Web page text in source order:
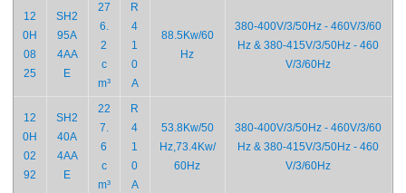
12
0H
08
25
SH2
95A
4AA
E
27
6.
2
c
m³
R
4
1
0
A
88.5Kw/60
Hz
380-400V/3/50Hz - 460V/3/60
Hz & 380-415V/3/50Hz - 460
V/3/60Hz
12
0H
02
92
SH2
40A
4AA
E
22
7.
6
c
m³
R
4
1
0
A
53.8Kw/50
Hz,73.4Kw/
60Hz
380-400V/3/50Hz - 460V/3/60
Hz & 380-415V/3/50Hz - 460
V/3/60Hz